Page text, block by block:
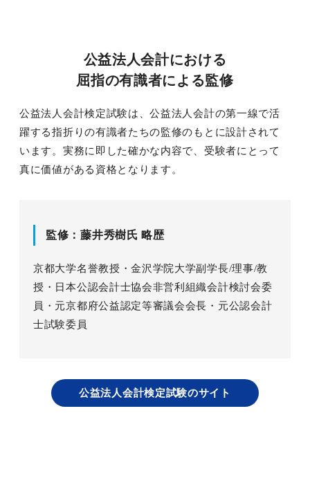
相談顧問
沿革
アクセス
ブランドロゴ
公益法人会計における
屈指の有識者による監修
公益法人会計検定試験は、公益法人会計の第一線で活
躍する指折りの有識者たちの監修のもとに設計されて
います。実務に即した確かな内容で、受験者にとって
真に価値がある資格となります。
監修：藤井秀樹氏 略歴
京都大学名誉教授・金沢学院大学副学長/理事/教
授・日本公認会計士協会非営利組織会計検討会委
員・元京都府公益認定等審議会会長・元公認会計
士試験委員
公益法人会計検定試験のサイト